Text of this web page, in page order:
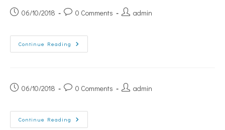
06/10/2018 0 Comments admin
Continue Reading
06/10/2018 0 Comments admin
Continue Reading